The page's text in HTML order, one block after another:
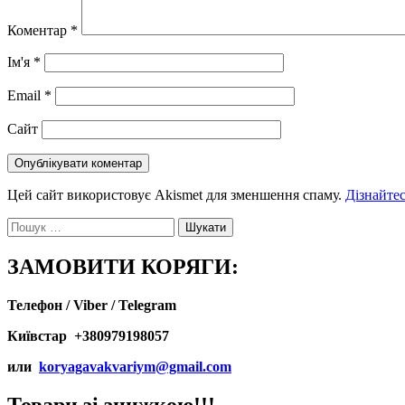
Коментар *
Ім'я *
Email *
Сайт
Цей сайт використовує Akismet для зменшення спаму.
Пошук:
ЗАМОВИТИ КОРЯГИ:
Телефон / Viber / Telegram
Київстар +380979198057
или koryagavakvariym@gmail.com